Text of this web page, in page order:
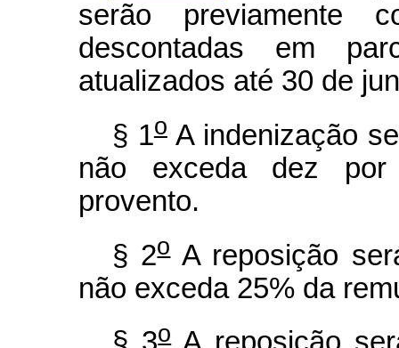
serão previamente
descontadas em
atualizados até 30 de
§ 1oA indenização
não exceda dez
provento.
§ 2oA reposição
não exceda 25% da
o